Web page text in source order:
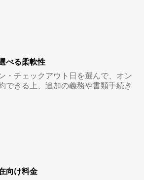
べる柔軟性
・チェックアウト日を選んで、オン
できる上、追加の義務や書類手続き
向け料金